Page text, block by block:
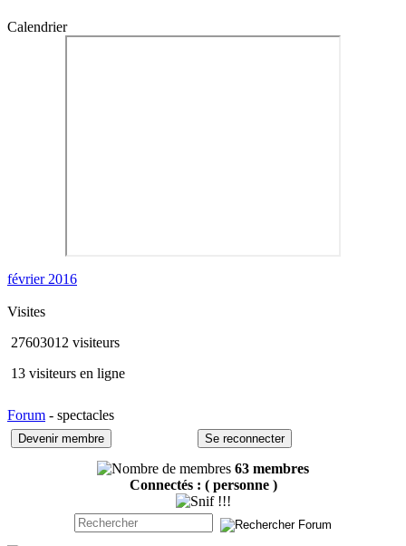
Calendrier
février 2016
Visites
27603012 visiteurs
13 visiteurs en ligne
Forum - spectacles
Devenir membre Se reconnecter
63 membres
Connectés : ( personne )